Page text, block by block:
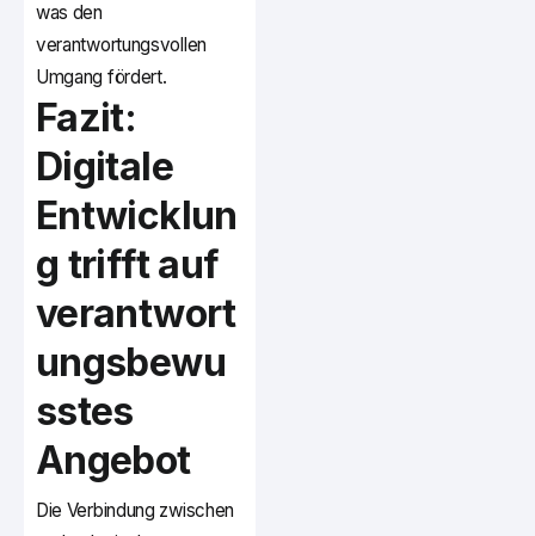
was den
verantwortungsvollen
Umgang fördert.
Fazit:
Digitale
Entwicklun
g trifft auf
verantwort
ungsbewu
sstes
Angebot
Die Verbindung zwischen